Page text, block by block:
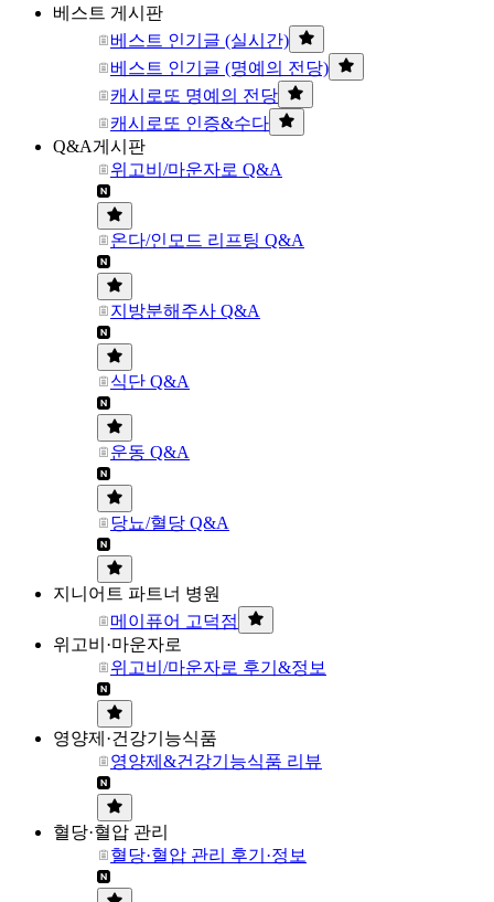
베스트 게시판
베스트 인기글 (실시간)
베스트 인기글 (명예의 전당)
캐시로또 명예의 전당
캐시로또 인증&수다
Q&A게시판
위고비/마운자로 Q&A
온다/인모드 리프팅 Q&A
지방분해주사 Q&A
식단 Q&A
운동 Q&A
당뇨/혈당 Q&A
지니어트 파트너 병원
메이퓨어 고덕점
위고비·마운자로
위고비/마운자로 후기&정보
영양제·건강기능식품
영양제&건강기능식품 리뷰
혈당·혈압 관리
혈당·혈압 관리 후기·정보